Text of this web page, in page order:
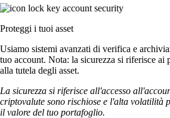
Proteggi i tuoi asset
Usiamo sistemi avanzati di verifica e
tuo account. Nota: la sicurezza si riferisce ai
alla tutela degli asset.
La sicurezza si riferisce all'accesso
criptovalute sono rischiose e l'alta volatilità
il valore del tuo portafoglio.